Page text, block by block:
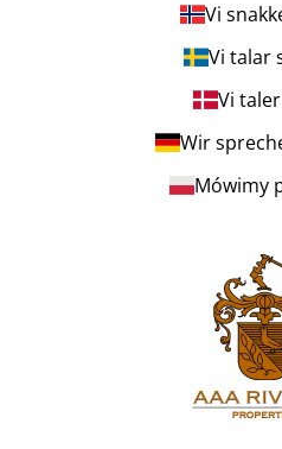
Vi
Vi talar
Vi
Wir
Mówimy